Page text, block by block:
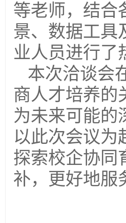
等老师，结合
景、数据工具
业人员进行了
本次洽谈会
商人才培养的
为未来可能的
以此次会议为
探索校企协同
补，更好地服